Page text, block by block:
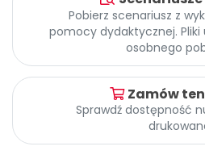
Archiwalne numery
Promocje
Pobierz scenariusz z
pomocy dydaktycznej.
osobnego
Zamów
Sprawdź dostępność